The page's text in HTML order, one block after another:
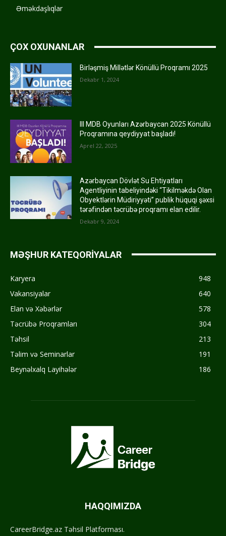
Əməkdaşlıqlar
ÇOX OXUNANLAR
Birləşmiş Millətlər Könüllü Proqramı 2025
Dekabr 1, 2024
III MDB Oyunları Azərbaycan 2025 Könüllü
Proqramına qeydiyyat başladı!
Aprel 22, 2025
Azərbaycan Dövlət Su Ehtiyatları
Agentliyinin tabeliyindəki “Tikilməkdə Olan
Obyektlərin Müdiriyyəti” publik hüquqi şəxsi
tərəfindən təcrübə proqramı elan edilir.
Dekabr 9, 2024
MƏŞHUR KATEQORİYALAR
Karyera
948
Vakansiyalar
640
Elan və Xəbərlər
578
Təcrübə Proqramları
304
Təhsil
213
Təlim və Seminarlar
191
Beynəlxalq Layihələr
186
HAQQIMIZDA
CareerBridge.az Təhsil Platforması.